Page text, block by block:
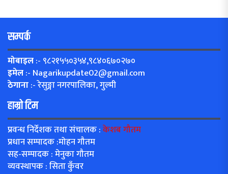
सम्पर्क
मोबाइल:- ९८२१५५०३५४,९८४०६७०२७०
इमेल:- Nagarikupdate02@gmail.com
ठेगाना:- रेसुङ्गा नगरपालिका, गुल्मी
हाम्रो टिम
प्रवन्ध निर्देशक तथा संचालक :केशब गौतम
प्रधान सम्पादक :मोहन गौतम
सह-सम्पादक : मेनुका गौतम
व्यवस्थापक : सिता कुँवर